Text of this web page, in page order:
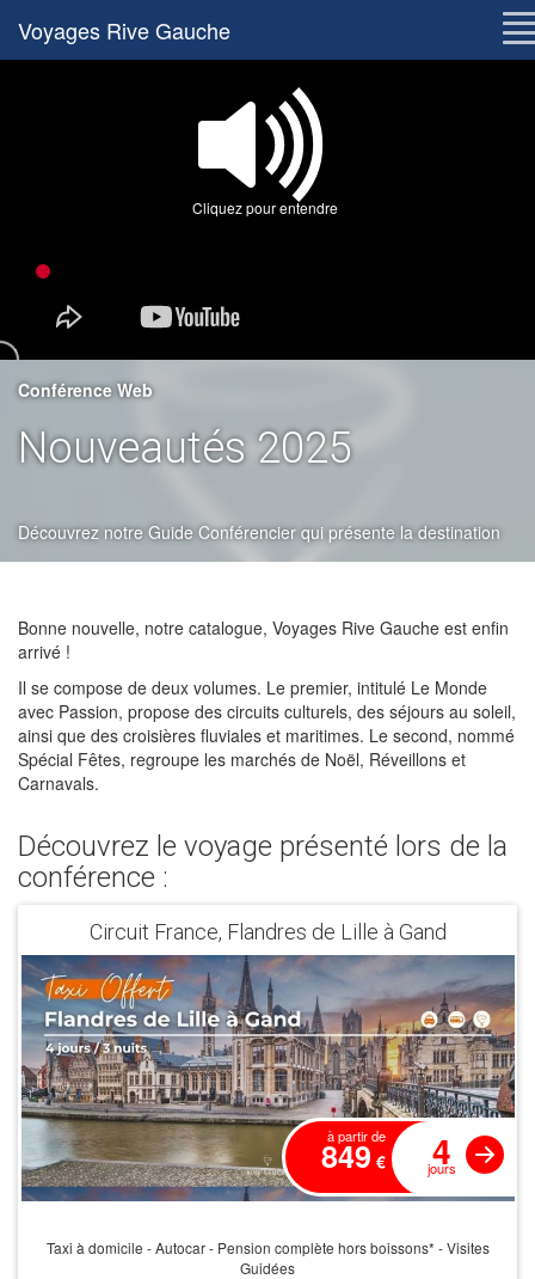
Cliquez pour entendre
Conférence Web
Nouveautés 2025
Découvrez notre Guide Conférencier qui présente la destination
Bonne nouvelle, notre catalogue, Voyages Rive Gauche est enfin
arrivé !
Il se compose de deux volumes. Le premier, intitulé Le Monde
avec Passion, propose des circuits culturels, des séjours au soleil,
ainsi que des croisières fluviales et maritimes. Le second, nommé
Spécial Fêtes, regroupe les marchés de Noël, Réveillons et
Carnavals.
Découvrez le voyage présenté lors de la
conférence :
Circuit France, Flandres de Lille à Gand
à partir de
849 € 4
jours
Taxi à domicile - Autocar - Pension complète hors boissons* - Visites
Guidées
Voyages Rive Gauche